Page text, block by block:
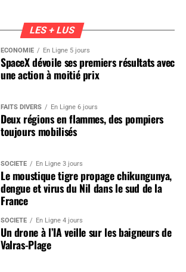
LES + LUS
ÉCONOMIE En Ligne 5 jours
SpaceX dévoile ses premiers résultats avec
une action à moitié prix
FAITS DIVERS En Ligne 6 jours
Deux régions en flammes, des pompiers
toujours mobilisés
SOCIÉTÉ En Ligne 3 jours
Le moustique tigre propage chikungunya,
dengue et virus du Nil dans le sud de la
France
SOCIÉTÉ En Ligne 4 jours
Un drone à l’IA veille sur les baigneurs de
Valras-Plage